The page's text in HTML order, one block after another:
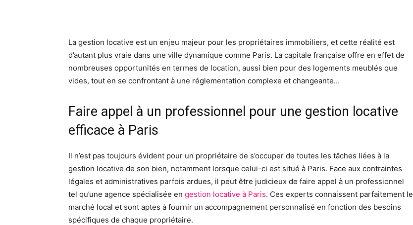
La gestion locative est un enjeu majeur pour les propriétaires immobiliers, et cette réalité est
d’autant plus vraie dans une ville dynamique comme Paris. La capitale française offre en effet de
nombreuses opportunités en termes de location, aussi bien pour des logements meublés que
vides, tout en se confrontant à une réglementation complexe et changeante…
Faire appel à un professionnel pour une gestion locative
efficace à Paris
Il n’est pas toujours évident pour un propriétaire de s’occuper de toutes les tâches liées à la
gestion locative de son bien, notamment lorsque celui-ci est situé à Paris. Face aux contraintes
légales et administratives parfois ardues, il peut être judicieux de faire appel à un professionnel
tel qu’une agence spécialisée en gestion locative à Paris. Ces experts connaissent parfaitement le
marché local et sont aptes à fournir un accompagnement personnalisé en fonction des besoins
spécifiques de chaque propriétaire.